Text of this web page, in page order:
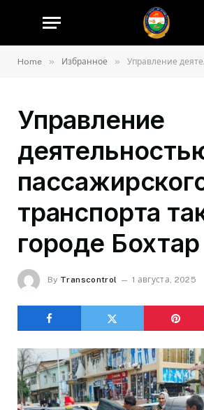
Home » Избранное » Управление деятельностью
Управление
транспорта
городе Бохтар
By Transcontrol 1 августа, 2025